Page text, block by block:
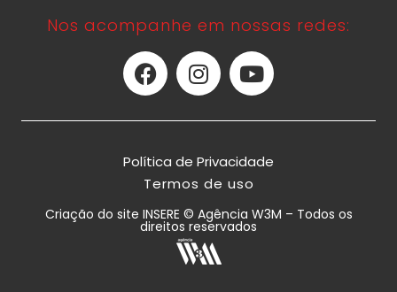
Nos acompanhe em nossas redes:
Política de Privacidade
Termos de uso
Criação do site INSERE © Agência W3M – Todos os
direitos reservados